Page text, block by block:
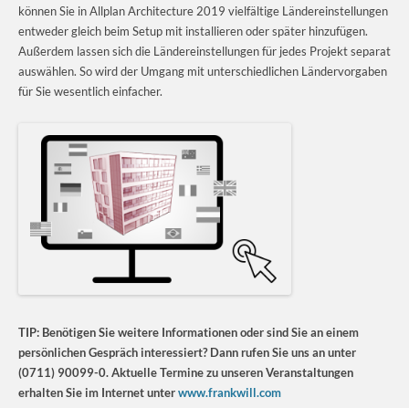
können Sie in Allplan Architecture 2019 vielfältige Ländereinstellungen
entweder gleich beim Setup mit installieren oder später hinzufügen.
Außerdem lassen sich die Ländereinstellungen für jedes Projekt separat
auswählen. So wird der Umgang mit unterschiedlichen Ländervorgaben
für Sie wesentlich einfacher.
TIP: Benötigen Sie weitere Informationen oder sind Sie an einem
persönlichen Gespräch interessiert? Dann rufen Sie uns an unter
(0711) 90099-0. Aktuelle Termine zu unseren Veranstaltungen
erhalten Sie im Internet unterwww.frankwill.com